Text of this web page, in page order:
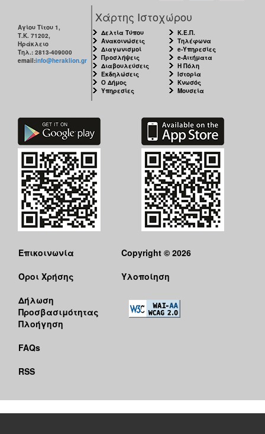
Αγίου Τίτου 1,
Τ.Κ. 71202,
Ηράκλειο
Τηλ.: 2813-409000
email:info@heraklion.gr
Χάρτης Ιστοχώρου
Δελτία Τύπου
Ανακοινώσεις
Διαγωνισμοί
Προσλήψεις
Διαβουλεύσεις
Εκδηλώσεις
Ο Δήμος
Υπηρεσίες
Κ.Ε.Π.
Τηλέφωνα
e-Υπηρεσίες
e-Αιτήματα
Η Πόλη
Ιστορία
Κνωσός
Μουσεία
Επικοινωνία
Όροι Χρήσης
Δήλωση
Προσβασιμότητας
Πλοήγηση
FAQs
RSS
Copyright © 2026
Υλοποίηση